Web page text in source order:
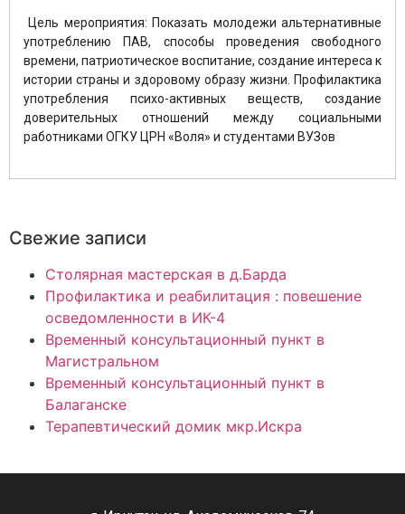
Цель мероприятия: Показать молодежи альтернативные
употреблению ПАВ, способы проведения свободного
времени, патриотическое воспитание, создание интереса к
истории страны и здоровому образу жизни. Профилактика
употребления психо-активных веществ, создание
доверительных отношений между социальными
работниками ОГКУ ЦРН «Воля» и студентами ВУЗов
Свежие записи
Столярная мастерская в д.Барда
Профилактика и реабилитация : повешение
осведомленности в ИК-4
Временный консультационный пункт в
Магистральном
Временный консультационный пункт в
Балаганске
Терапевтический домик мкр.Искра